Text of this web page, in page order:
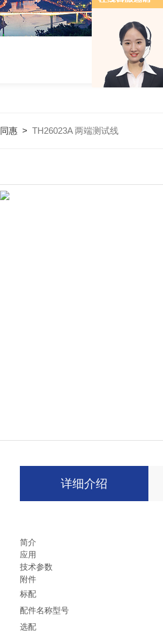
同惠> TH26023A 两端测试线
详细介绍
简介
应用
技术参数
附件
标配
配件名称型号
选配